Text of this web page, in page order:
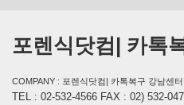
포렌식닷컴| 카톡
COMPANY : 포렌식닷컴| 카톡복구 강남센
TEL : 02-532-4566 FAX : 02) 532-